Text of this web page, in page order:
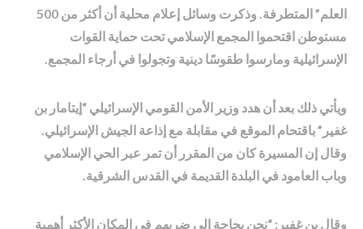
العلم” المتطرفة. وذكرت وسائل إعلام محلية أن أكثر من 500
مستوطن اقتحموا المجمع الإسلامي تحت حماية القوات
الإسرائيلية ومارسوا طقوسًا دينية وتجولوا في أرجاء المجمع.
ويأتي ذلك بعد أن هدد وزير الأمن القومي الإسرائيلي “إيتامار بن
غفير” باقتحام الموقع في مقابلة مع إذاعة الجيش الإسرائيلي.
وقال إن المسيرة كان من المقرر أن تمر عبر الحي الإسلامي
وباب العامود في البلدة القديمة في القدس الشرقية.
وقال بن غفير: “نحن بحاجة إلى ضربهم في المكان الأكثر أهمية